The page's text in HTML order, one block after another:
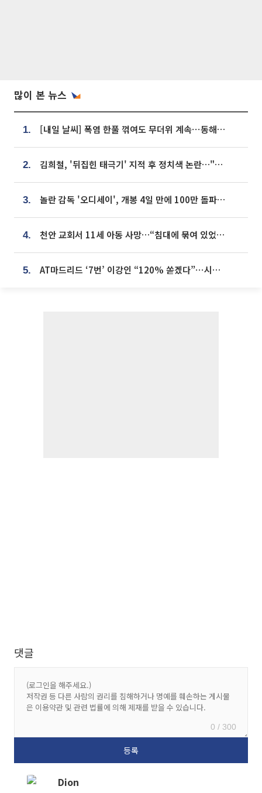
많이 본 뉴스
1. [내일 날씨] 폭염 한풀 꺾여도 무더위 계속⋯동해안 이틀 연속 비
2. 김희철, '뒤집힌 태극기' 지적 후 정치색 논란…"좌우 떠나 우리나라 국기"
3. 놀란 감독 '오디세이', 개봉 4일 만에 100만 돌파⋯'왕사남' 보다 빠르다
4. 천안 교회서 11세 아동 사망…“침대에 묶여 있었다” 진술 확보
5. AT마드리드 ‘7번’ 이강인 “120% 쏟겠다”⋯시메오네 감독 “필요한 선수”
댓글
0 / 300
Dion